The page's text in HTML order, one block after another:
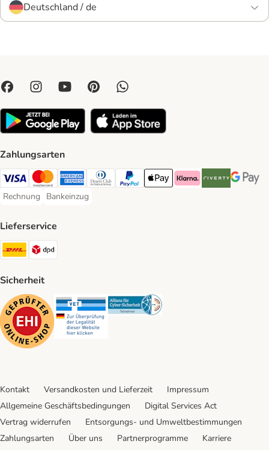
Deutschland / de
Zahlungsarten
Visa Payment Method
Mastercard Payment Method
American Express Payment Method
Diners Club Payment Method
PayPal Payment Method
Apple Pay Payment Method
Klarna Payment Method
Riverty Payment
Google
Rechnung
Rechnung Payment Method
Bankeinzug
Bankeinzug Payment Method
Lieferservice
DHL Shipping Method
Sicherheit
Security Security Security
Kontakt Versandkosten und Lieferzeit
Impressum
Allgemeine Geschäftsbedingungen
Digital Services Act
Vertrag widerrufen
Entsorgungs- und Umweltbestimmungen
Zahlungsarten
Über uns Partnerprogramme
Karriere